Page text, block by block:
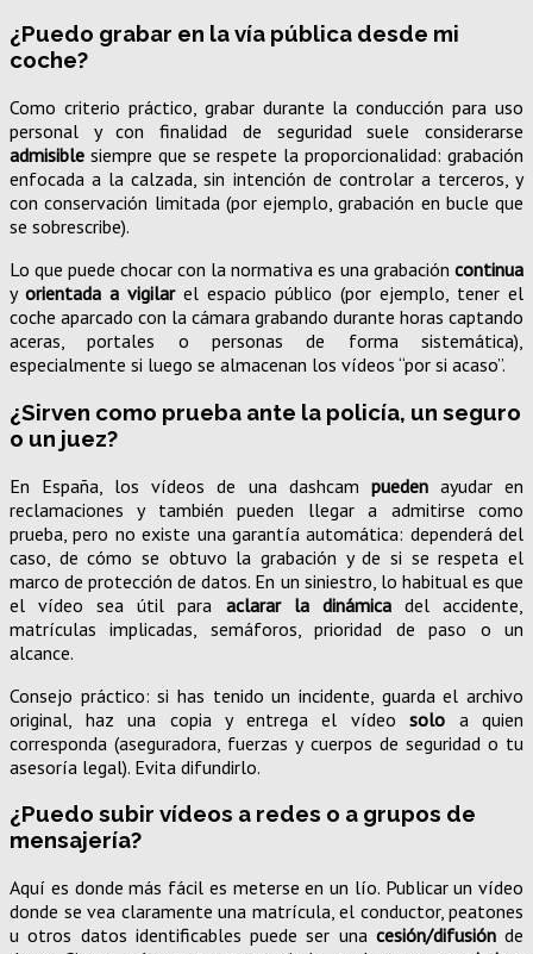
¿Puedo grabar en la vía pública desde mi
coche?
Como criterio práctico, grabar durante la conducción para uso
personal y con finalidad de seguridad suele considerarse
admisible siempre que se respete la proporcionalidad: grabación
enfocada a la calzada, sin intención de controlar a terceros, y
con conservación limitada (por ejemplo, grabación en bucle que
se sobrescribe).
Lo que puede chocar con la normativa es una grabación continua
y orientada a vigilarel espacio público (por ejemplo, tener el
coche aparcado con la cámara grabando durante horas captando
aceras, portales o personas de forma sistemática),
especialmente si luego se almacenan los vídeos “por si acaso”.
¿Sirven como prueba ante la policía, un seguro
o un juez?
En España, los vídeos de una dashcam puedenayudar en
reclamaciones y también pueden llegar a admitirse como
prueba, pero no existe una garantía automática: dependerá del
caso, de cómo se obtuvo la grabación y de si se respeta el
marco de protección de datos. En un siniestro, lo habitual es que
el vídeo sea útil para aclarar la dinámicadel accidente,
matrículas implicadas, semáforos, prioridad de paso o un
alcance.
Consejo práctico: si has tenido un incidente, guarda el archivo
original, haz una copia y entrega el vídeo solo a quien
corresponda (aseguradora, fuerzas y cuerpos de seguridad o tu
asesoría legal). Evita difundirlo.
¿Puedo subir vídeos a redes o a grupos de
mensajería?
Aquí es donde más fácil es meterse en un lío. Publicar un vídeo
donde se vea claramente una matrícula, el conductor, peatones
u otros datos identificables puede ser una cesión/difusiónde